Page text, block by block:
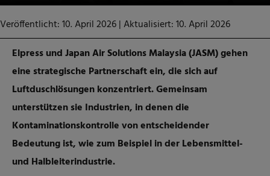
Veröffentlicht: 10. April 2026|Aktualisiert: 10. April 2026
Elpress und Japan Air Solutions Malaysia (JASM) gehen
eine strategische Partnerschaft ein, die sich auf
Luftduschlösungen konzentriert. Gemeinsam
unterstützen sie Industrien, in denen die
Kontaminationskontrolle von entscheidender
Bedeutung ist, wie zum Beispiel in der Lebensmittel-
und Halbleiterindustrie.